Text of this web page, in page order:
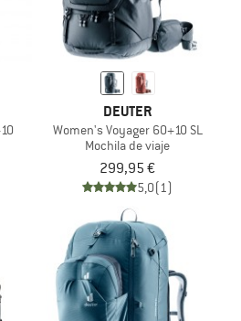
DEUTER
Women's Voyager 60+10 SL
Mochila de viaje
299,95 €
5,0(1)